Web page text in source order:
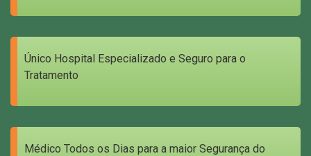
Único Hospital Especializado e Seguro para o
Tratamento
Médico Todos os Dias para a maior Segurança do